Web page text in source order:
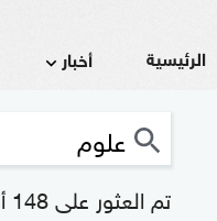
الرئيسية أخبار
تم العثور على 148 أخبار "علوم"